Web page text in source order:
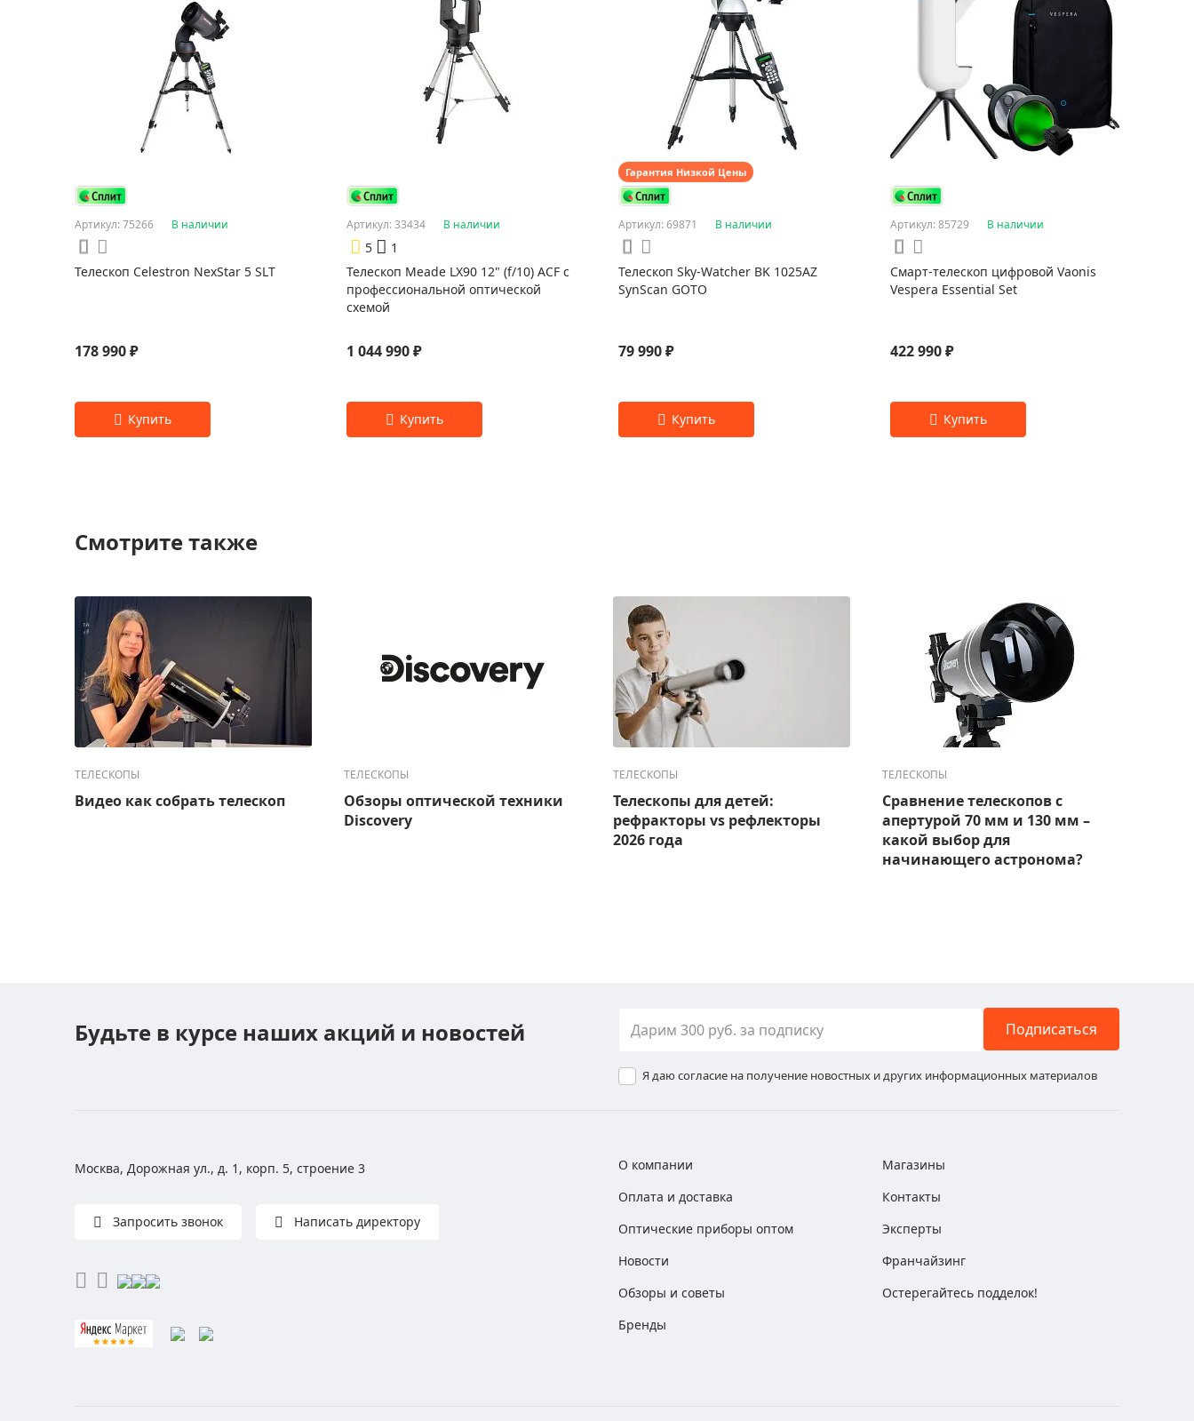
Артикул: 75266 В наличии
Телескоп Celestron NexStar 5 SLT
178 990 ₽
Артикул: 33434 В наличии
5
1
Телескоп Meade LX90 12" (f/10) ACF с
профессиональной оптической
схемой
1 044 990 ₽
Гарантия Низкой Цены
Артикул: 69871 В наличии
Телескоп Sky-Watcher BK 1025AZ
SynScan GOTO
79 990 ₽
Артикул: 85729 В наличии
Смарт-телескоп цифровой Vaonis
Vespera Essential Set
422 990 ₽
Смотрите также
ТЕЛЕСКОПЫ
Видео как собрать телескоп
ТЕЛЕСКОПЫ
Обзоры оптической техники
Discovery
ТЕЛЕСКОПЫ
Телескопы для детей:
рефракторы vs рефлекторы
2026 года
ТЕЛЕСКОПЫ
Сравнение телескопов с
апертурой 70 мм и 130 мм –
какой выбор для
начинающего астронома?
Будьте в курсе наших акций и новостей Подписаться
Я даю согласие на получение новостных и других информационных материалов
Москва, Дорожная ул., д. 1, корп. 5, строение 3
Запросить звонок Написать директору
О компании
Оплата и доставка
Оптические приборы оптом
Новости
Обзоры и советы
Бренды
Магазины
Контакты
Эксперты
Франчайзинг
Остерегайтесь подделок!